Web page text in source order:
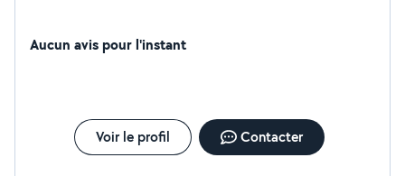
Aucun avis pour l'instant
Voir le profil Contacter